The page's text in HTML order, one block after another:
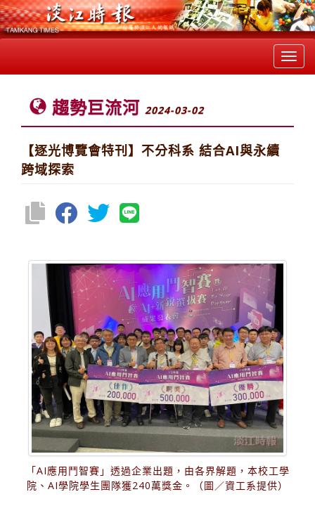
趨勢巨流河 2024-03-02
【逐光博覽會特刊】不分科系 結合AI與永續
跨域探索
「AI應用鬥智賽」透過企業出題，由各界解題，本校工學
院、AI學院學生團隊獲240萬獎金。（圖／資工系提供）